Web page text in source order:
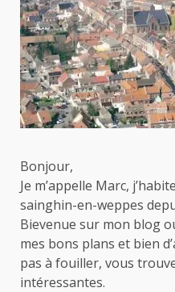
Bonjour,
Je m’appelle Marc,
sainghin-en-weppes
Bievenue sur mon blog
mes bons plans et bien
pas à fouiller, vous
intéressantes.